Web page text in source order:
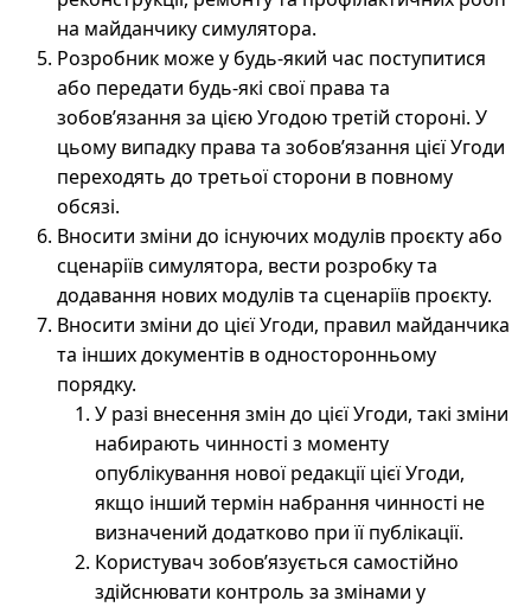
на майданчику симулятора.
Розробник може у будь-який час поступитися
або передати будь-які свої права та
зобов’язання за цією Угодою третій стороні. У
цьому випадку права та зобов’язання цієї Угоди
переходять до третьої сторони в повному
обсязі.
Вносити зміни до існуючих модулів проєкту або
сценаріїв симулятора, вести розробку та
додавання нових модулів та сценаріїв проєкту.
Вносити зміни до цієї Угоди, правил майданчика
та інших документів в односторонньому
порядку.
У разі внесення змін до цієї Угоди, такі зміни
набирають чинності з моменту
опублікування нової редакції цієї Угоди,
якщо інший термін набрання чинності не
визначений додатково при її публікації.
Користувач зобов’язується самостійно
здійснювати контроль за змінами у